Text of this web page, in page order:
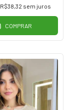
R$38,32 sem juros
COMPRAR